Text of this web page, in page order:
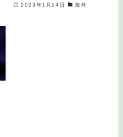
2023年1月14日 海外